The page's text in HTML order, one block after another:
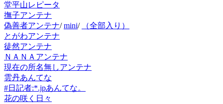
堂平山レピータ
撫子アンテナ
偽善者アンテナ/mini/
（全部入り）
とがわアンテナ
徒然アンテナ
ＮＡＮＡアンテナ
現在の所名無しアンテナ
雲丹あんてな
#日記者:*.jpあんてな。
花の咲く日々